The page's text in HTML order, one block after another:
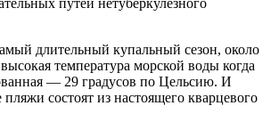
длительный купальный сезон, около
температура морской воды когда
— 29 градусов по Цельсию. И
пляжи состоят из настоящего кварцевого